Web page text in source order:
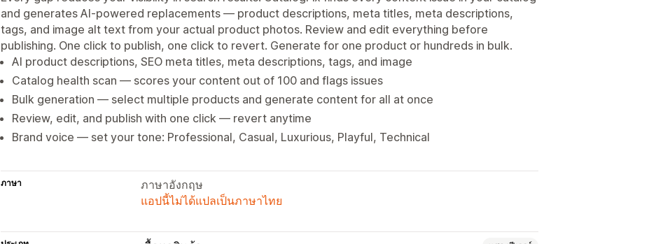
and generates AI-powered replacements — product descriptions, meta titles, meta descriptions,
tags, and image alt text from your actual product photos. Review and edit everything before
publishing. One click to publish, one click to revert. Generate for one product or hundreds in bulk.
AI product descriptions, SEO meta titles, meta descriptions, tags, and image
Catalog health scan — scores your content out of 100 and flags issues
Bulk generation — select multiple products and generate content for all at once
Review, edit, and publish with one click — revert anytime
Brand voice — set your tone: Professional, Casual, Luxurious, Playful, Technical
ภาษา
ภาษาอังกฤษ
แอปนี้ไม่ได้แปลเป็นภาษาไทย